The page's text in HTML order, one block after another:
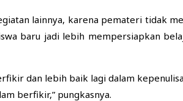
lainnya, karena pemateri tidak
baru jadi lebih mempersiapkan
dan lebih baik lagi dalam
berfikir,” pungkasnya.